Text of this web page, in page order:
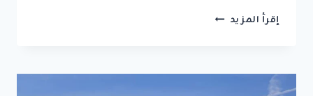
إقرأ المزيد تلبيس
الجبيل